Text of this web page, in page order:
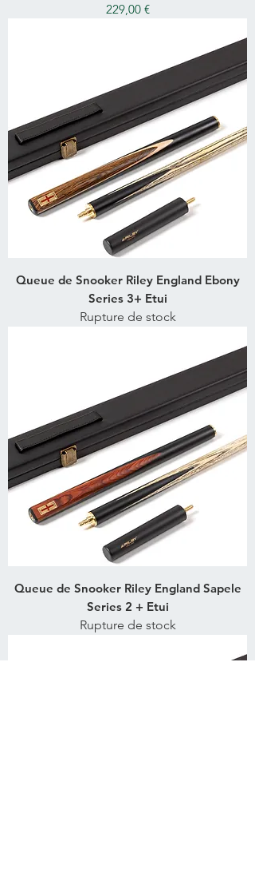
Prix
229,00 €
Queue de Snooker Riley England Ebony
Series 3+ Etui
Rupture de stock
Queue de Snooker Riley England Sapele
Series 2 + Etui
Rupture de stock